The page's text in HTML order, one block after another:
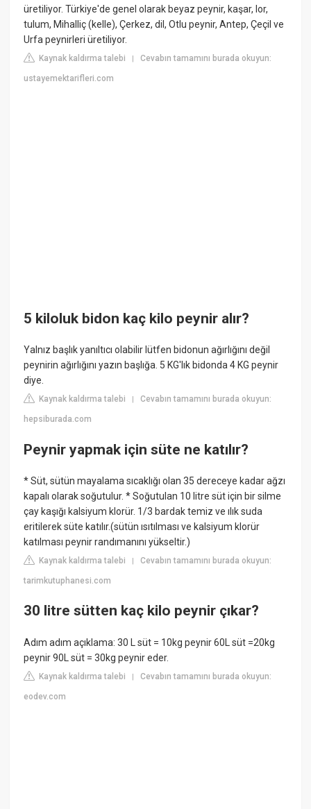
üretiliyor. Türkiye'de genel olarak beyaz peynir, kaşar, lor,
tulum, Mihalliç (kelle), Çerkez, dil, Otlu peynir, Antep, Çeçil ve
Urfa peynirleri üretiliyor.
Kaynak kaldırma talebi |Cevabın tamamını burada okuyun:
ustayemektarifleri.com
5 kiloluk bidon kaç kilo peynir alır?
Yalnız başlık yanıltıcı olabilir lütfen bidonun ağırlığını değil
peynirin ağırlığını yazın başlığa. 5 KG'lık bidonda 4 KG peynir
diye.
Kaynak kaldırma talebi |Cevabın tamamını burada okuyun:
hepsiburada.com
Peynir yapmak için süte ne katılır?
* Süt, sütün mayalama sıcaklığı olan 35 dereceye kadar ağzı
kapalı olarak soğutulur. * Soğutulan 10 litre süt için bir silme
çay kaşığı kalsiyum klorür. 1/3 bardak temiz ve ılık suda
eritilerek süte katılır.(sütün ısıtılması ve kalsiyum klorür
katılması peynir randımanını yükseltir.)
Kaynak kaldırma talebi |Cevabın tamamını burada okuyun:
tarimkutuphanesi.com
30 litre sütten kaç kilo peynir çıkar?
Adım adım açıklama: 30 L süt = 10kg peynir 60L süt =20kg
peynir 90L süt = 30kg peynir eder.
Kaynak kaldırma talebi |Cevabın tamamını burada okuyun:
eodev.com